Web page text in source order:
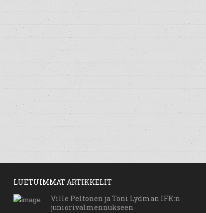
LUETUIMMAT ARTIKKELIT
Ville Peltonen ja Toni Lydman IFK:n
juniorivalmennukseen